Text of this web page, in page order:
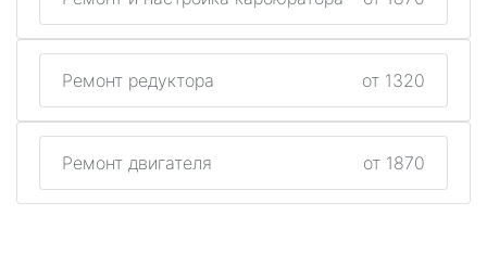
Ремонт редуктора от 1320
Ремонт двигателя от 1870